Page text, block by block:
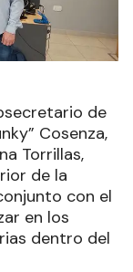
de
Cosenza,
Torrillas,
de la
con el
en los
dentro del